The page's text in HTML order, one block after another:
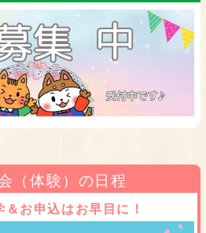
（体験）の日程
お申込はお早目に！